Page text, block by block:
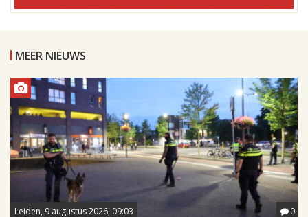
MEER NIEUWS
Leiden, 9 augustus 2026, 09:03 0